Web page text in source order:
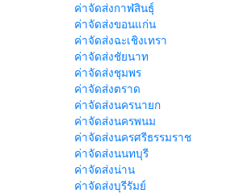
ค่าจัดส่งกาฬสินธุ์
ค่าจัดส่งขอนแก่น
ค่าจัดส่งฉะเชิงเทรา
ค่าจัดส่งชัยนาท
ค่าจัดส่งชุมพร
ค่าจัดส่งตราด
ค่าจัดส่งนครนายก
ค่าจัดส่งนครพนม
ค่าจัดส่งนครศรีธรรมราช
ค่าจัดส่งนนทบุรี
ค่าจัดส่งน่าน
ค่าจัดส่งบุรีรัมย์